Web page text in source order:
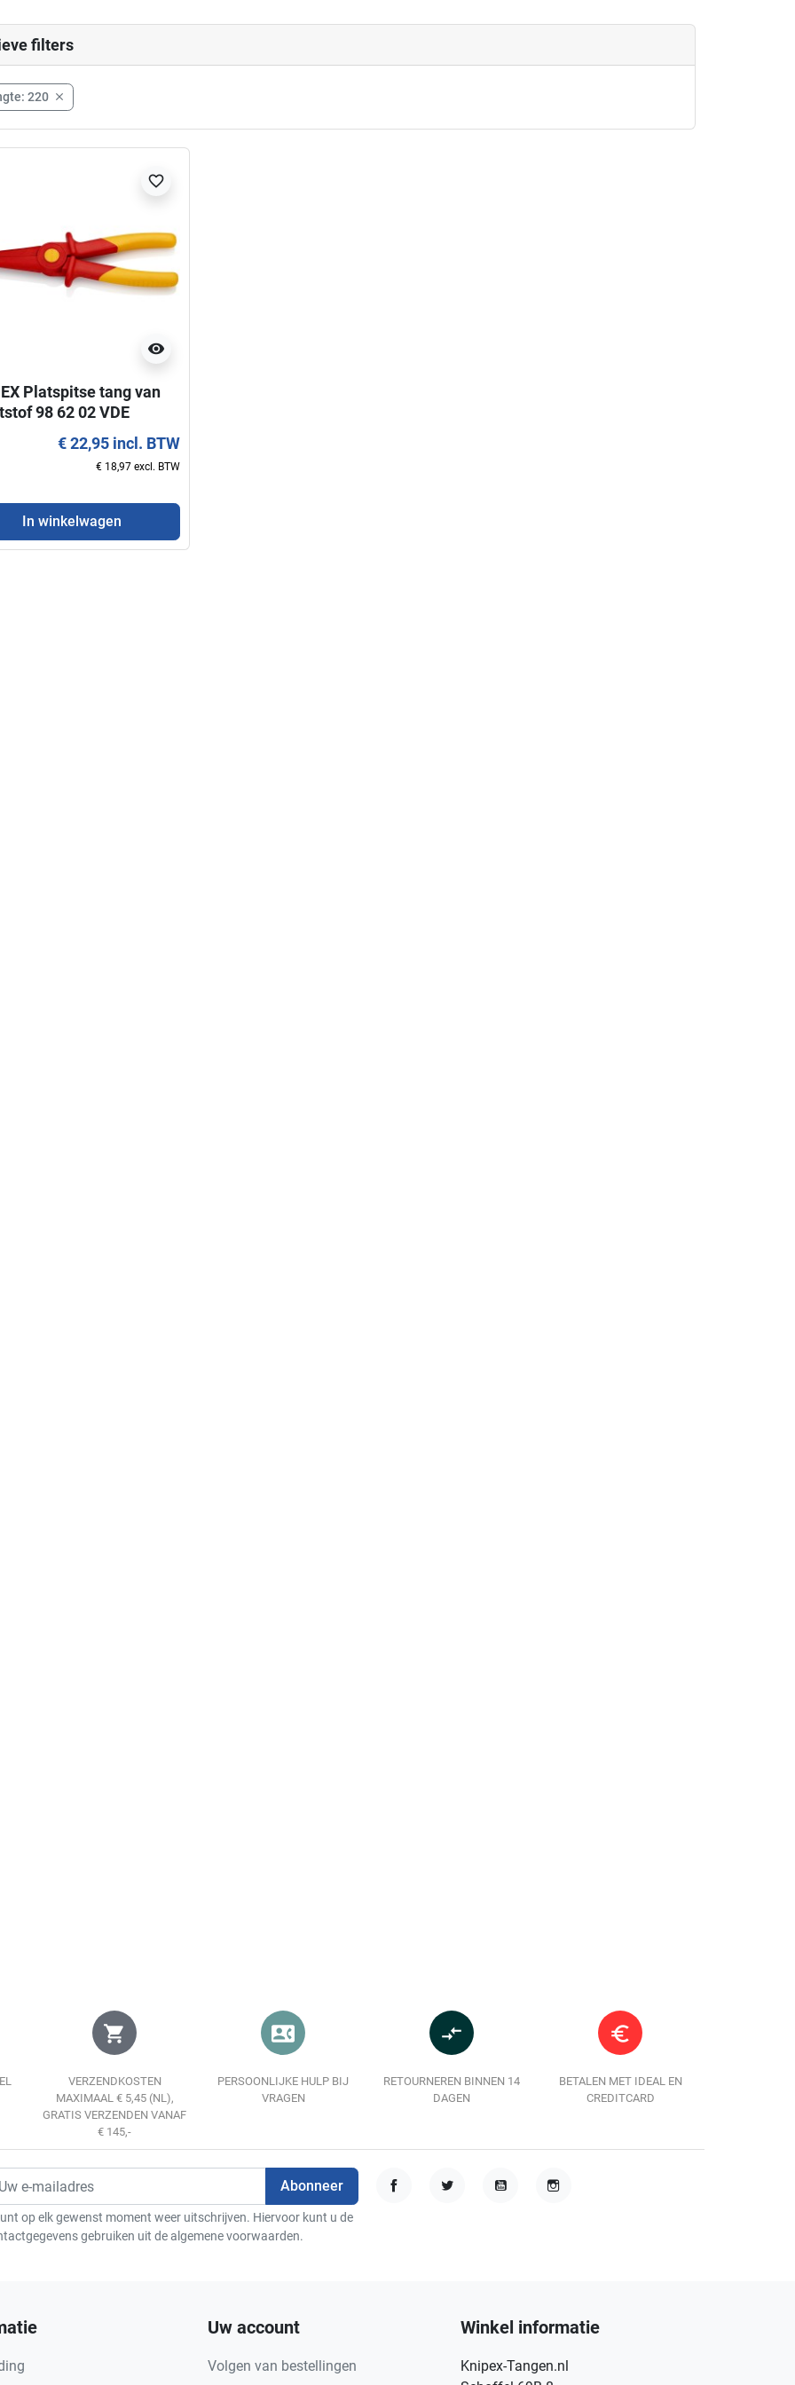
filters
220 
visibility
favorite_border
Platspitse tang van
98 62 02 VDE
€ 22,95 incl. BTW
€ 18,97 excl. BTW
In winkelwagen
shopping_cart
VERZENDKOSTEN
MAXIMAAL € 5,45 (NL),
GRATIS VERZENDEN VANAF
€ 145,-
contact_phone
PERSOONLIJKE HULP BIJ
VRAGEN
compare_arrows
RETOURNEREN BINNEN 14
DAGEN
euro_symbol
BETALEN MET IDEAL EN
CREDITCARD
op elk gewenst moment weer uitschrijven. Hiervoor kunt u de
gebruiken uit de algemene voorwaarden.
Uw account
Volgen van bestellingen
Winkel informatie
Knipex-Tangen.nl